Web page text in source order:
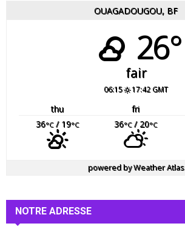
OUAGADOUGOU, BF
26°
fair
06:15 17:42 GMT
thu fri
36°C/ 19°C 36°C/ 20°C
powered byWeather Atlas
NOTRE ADRESSE